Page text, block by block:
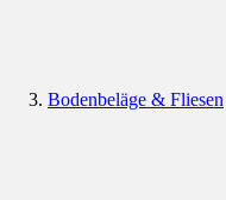
Bodenbeläge & Fliesen